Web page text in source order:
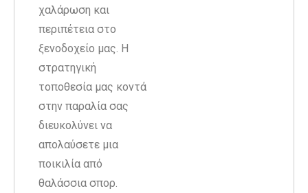
χαλάρωση και
περιπέτεια στο
ξενοδοχείο μας. Η
στρατηγική
τοποθεσία μας κοντά
στην παραλία σας
διευκολύνει να
απολαύσετε μια
ποικιλία από
θαλάσσια σπορ.